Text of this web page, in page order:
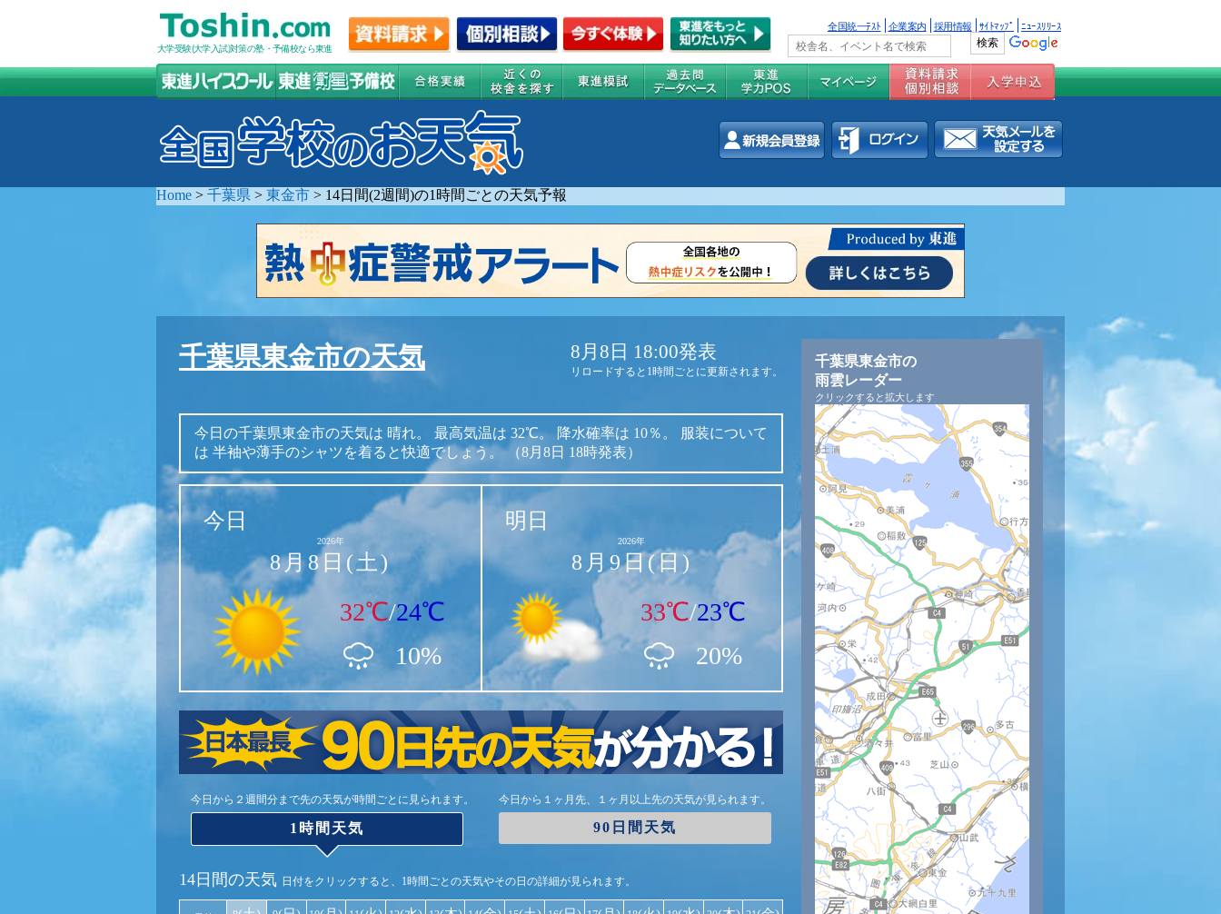
大学受験(大学入試)対策の塾・予備校なら東進
全国統一ﾃｽﾄ 企業案内 採用情報 ｻｲﾄﾏｯﾌﾟ ﾆｭｰｽﾘﾘｰｽ
Home > 千葉県 > 東金市 > 14日間(2週間)の1時間ごとの天気予報
千葉県東金市の天気 8月8日 18:00発表
リロードすると1時間ごとに更新されます。
今日の千葉県東金市の天気は 晴れ。 最高気温は 32℃。 降水確率は 10％。
服装について
は 半袖や薄手のシャツを着ると快適でしょう。（8月8日 18時発表）
今日
2026年
8月8日(土)
32℃/24℃
10%
明日
2026年
8月9日(日)
33℃/23℃
20%
今日から２週間分まで先の天気が時間ごとに見られます。
1時間天気
今日から１ヶ月先、１ヶ月以上先の天気が見られます。
90日間天気
14日間の天気 日付をクリックすると、1時間ごとの天気やその日の詳細が見られます。
千葉県東金市の
雨雲レーダー
クリックすると拡大します